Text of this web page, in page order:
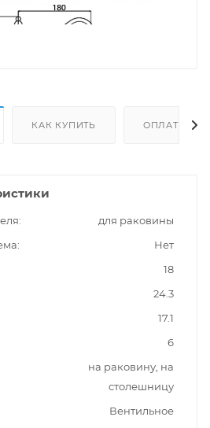
КАК КУПИТЬ ОПЛАТА
для раковины
Нет
18
24.3
17.1
6
на раковину, на
столешницу
Вентильное